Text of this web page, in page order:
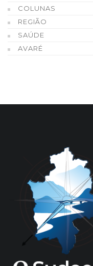
COLUNAS
REGIÃO
SAÚDE
AVARÉ